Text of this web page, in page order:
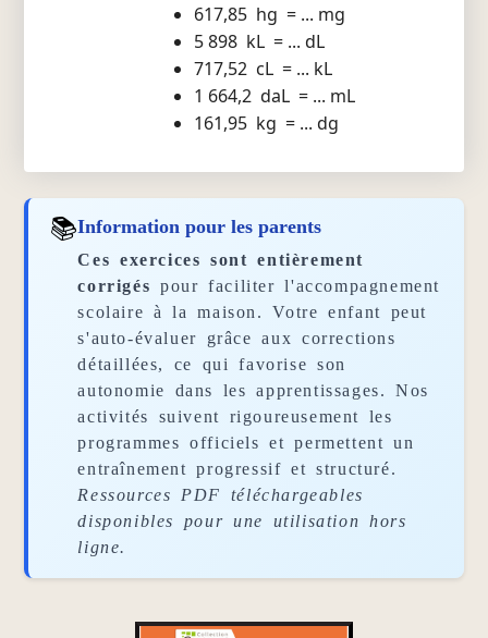
617,85 hg = ... mg
5 898 kL = ... dL
717,52 cL = ... kL
1 664,2 daL = ... mL
161,95 kg = ... dg
📚Information pour les parents
Ces exercices sont entièrement
corrigés pour faciliter l'accompagnement
scolaire à la maison. Votre enfant peut
s'auto-évaluer grâce aux corrections
détaillées, ce qui favorise son
autonomie dans les apprentissages. Nos
activités suivent rigoureusement les
programmes officiels et permettent un
entraînement progressif et structuré.
Ressources PDF téléchargeables
disponibles pour une utilisation hors
ligne.